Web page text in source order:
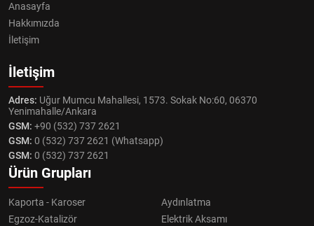
Anasayfa
Hakkımızda
İletişim
İletişim
Adres: Uğur Mumcu Mahallesi, 1573. Sokak No:60, 06370
Yenimahalle/Ankara
GSM: +90 (532) 737 2621
GSM: 0 (532) 737 2621 (Whatsapp)
GSM: 0 (532) 737 2621
Ürün Grupları
Kaporta - Karoser
Aydınlatma
Egzoz-Katalizör
Elektrik Aksamı